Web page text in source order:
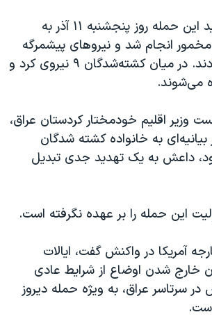
کادر رهبری ایران
۹۸
جایزه نوبل صلح
آمریکا «سی‌پک»
به چین
این گزارش می‌افزاید این حمله روز پنجشنبه ۱۱ آذر به
انجام شد و نیروهای پیشمرگه
کرد به آن پاسخ دادند. در میان کشته‌شدگان ۹ نیروی کرد و
می‌شوند.
وزیر اقلیم خودمختار کردستان عراق،
به خانواده کشته شدگان
داعش به یک تهدید جدی تبدیل
این حمله را بر عهده نگرفته است.
آمریکا در واکنش گفت، ایالات
خارج شدن اوضاع از شرایط عادی
سرتاسر عراق، به ویژه حمله دیروز